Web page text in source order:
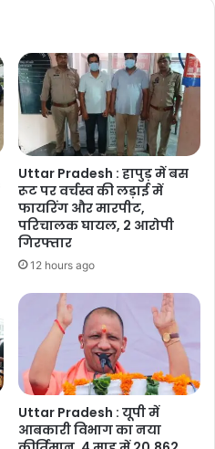
Uttar Pradesh : हापुड़ में बस
रूट पर वर्चस्व की लड़ाई में
फायरिंग और मारपीट,
परिचालक घायल, 2 आरोपी
गिरफ्तार
12 hours ago
Uttar Pradesh : यूपी में
आबकारी विभाग का नया